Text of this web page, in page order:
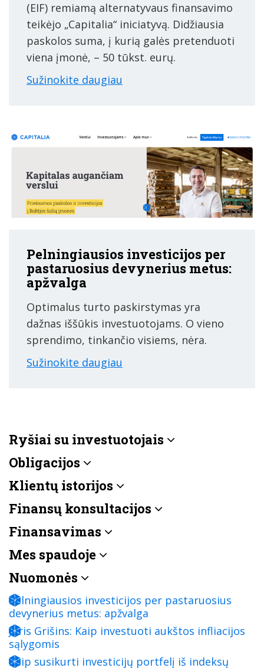
(EIF) remiamą alternatyvaus finansavimo
teikėjo „Capitalia“ iniciatyvą. Didžiausia
paskolos suma, į kurią galės pretenduoti
viena įmonė, – 50 tūkst. eurų.
Sužinokite daugiau
Pelningiausios investicijos per
pastaruosius devynerius metus:
apžvalga
Optimalus turto paskirstymas yra
dažnas iššūkis investuotojams. O vieno
sprendimo, tinkančio visiems, nėra.
Sužinokite daugiau
Ryšiai su investuotojais
Obligacijos
Klientų istorijos
Finansų konsultacijos
Finansavimas
Mes spaudoje
Nuomonės
Pelningiausios investicijos per pastaruosius
devynerius metus: apžvalga
Juris Grišins: Kaip investuoti aukštos infliacijos
sąlygomis
Kaip susikurti investicijų portfelį iš indeksų